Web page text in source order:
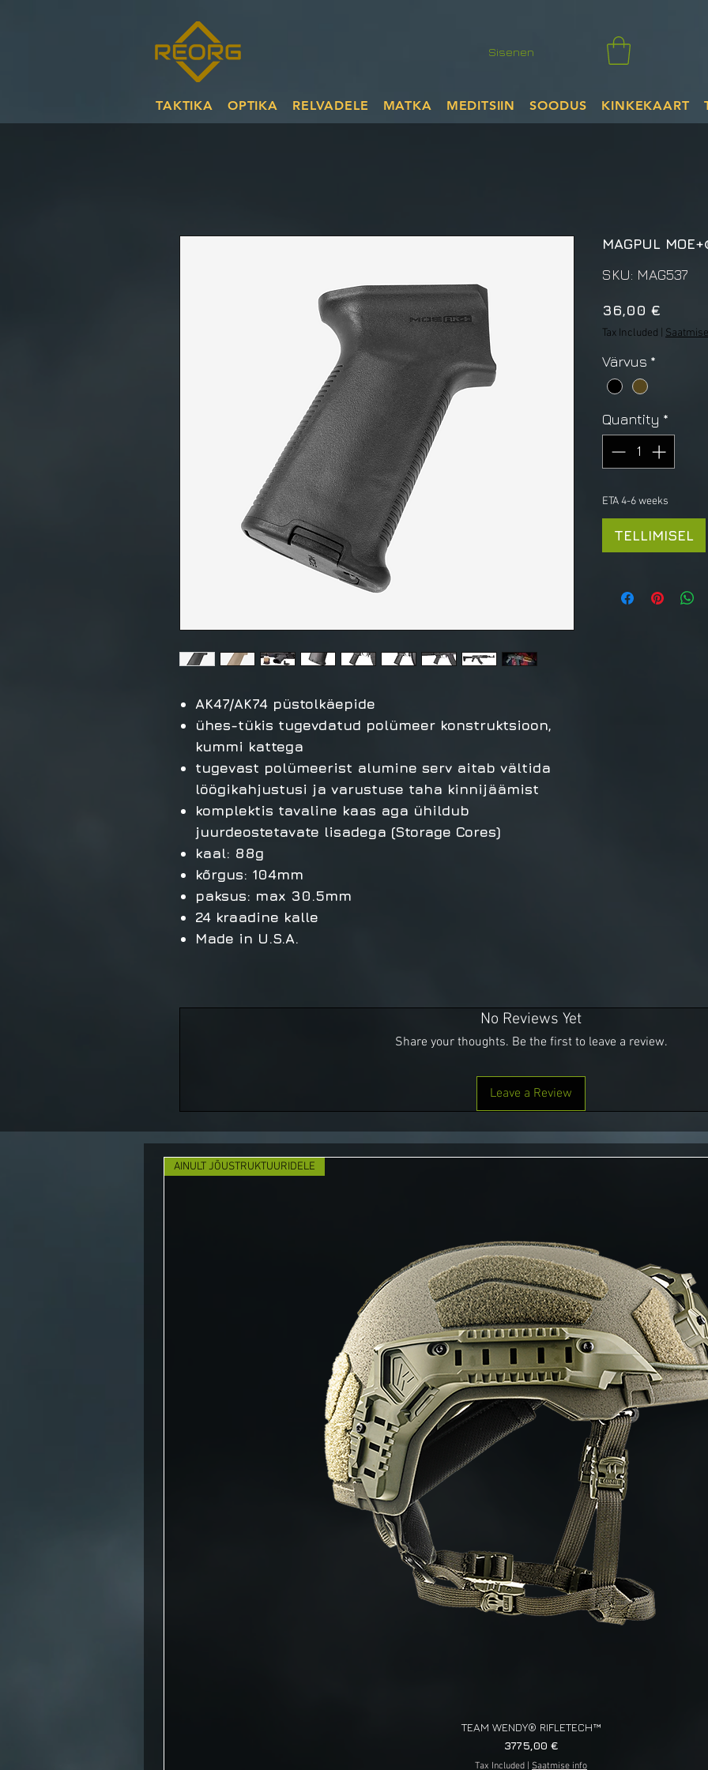
Sisenen
TAKTIKA OPTIKA RELVADELE MATKA MEDITSIIN SOODUS KINKEKAART
AK47/AK74 püstolkäepide
ühes-tükis tugevdatud polümeer konstruktsioon,
kummi kattega
tugevast polümeerist alumine serv aitab vältida
löögikahjustusi ja varustuse taha kinnijäämist
komplektis tavaline kaas aga ühildub
juurdeostetavate lisadega (Storage Cores)
kaal: 88g
kõrgus: 104mm
paksus: max 30.5mm
24 kraadine kalle
Made in U.S.A.
MAGPUL
SKU: MAG537
36,00 €
Tax Included
Värvus *
Quantity *
ETA 4-6 weeks
TELLIMISEL
No Reviews Yet
Share your thoughts. Be the first to leave a review.
Leave a Review
Quick View
AINULT JÕUSTRUKTUURIDELE
TEAM WENDY® RIFLETECH™
Price
3775,00 €
Tax Included Saatmise info